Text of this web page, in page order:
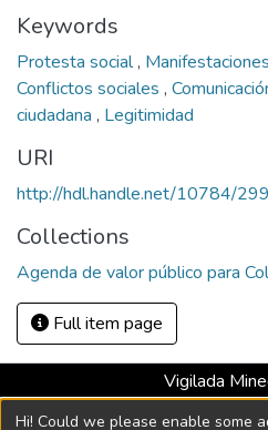
Keywords
Protesta social,
Conflictos sociales ,
ciudadana , Legitimidad
URI
http://hdl.handle.net/10784/
Collections
Agenda de valor público para
Full item page
Vigilada
Universidad con
Hi! Could we please enable some